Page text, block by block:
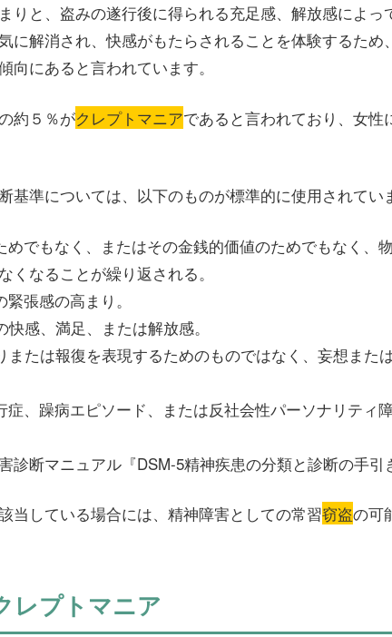
りと、盗みの遂行後に得られる充足感、解放感によっ
に解消され、快感がもたらされることを体験するため
向にあると言われています。
約５％がクレプトマニアであると言われており、女性
基準については、以下のものが標準的に使用されてい
めでもなく、またはその金銭的価値のためでもなく、
くなることが繰り返される。
張感の高まり。
感、満足、または解放感。
または報復を表現するためのものではなく、妄想また
症、躁病エピソード、または反社会性パーソナリティ
診断マニュアル『DSM-5精神疾患の分類と診断の手引
当している場合には、精神障害としての常習窃盗の可
レプトマニア